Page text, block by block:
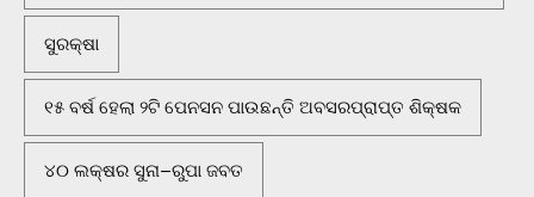
ସୁରକ୍ଷା
୧୫ ବର୍ଷ ହେଲା ୨ଟି ପେନସନ ପାଉଛନ୍ତି ଅବସରପ୍ରାପ୍ତ ଶିକ୍ଷକ
୪୦ ଲକ୍ଷର ସୁନା–ରୁପା ଜବତ